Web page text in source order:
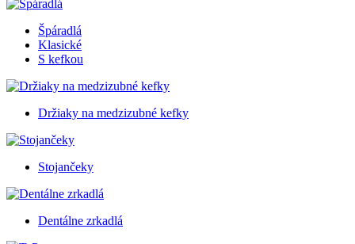
Špáradlá
Klasické
S kefkou
Držiaky na medzizubné kefky
Stojančeky
Dentálne zrkadlá